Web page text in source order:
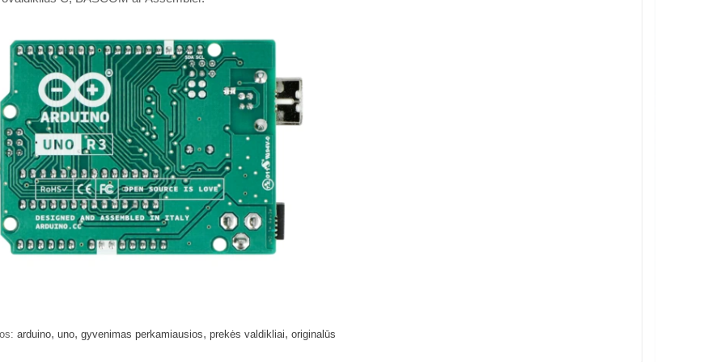
arduino, uno, gyvenimas perkamiausios, prekės valdikliai, originalūs